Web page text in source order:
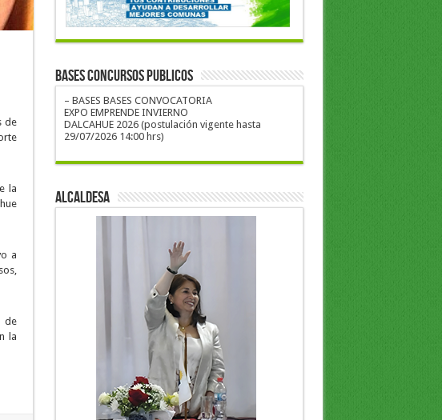
de
la
a
de
la
BASES CONCURSOS PUBLICOS
– BASES BASES CONVOCATORIA
EXPO EMPRENDE INVIERNO
DALCAHUE 2026 (postulación vigente hasta
29/07/2026 14:00 hrs)
ALCALDESA